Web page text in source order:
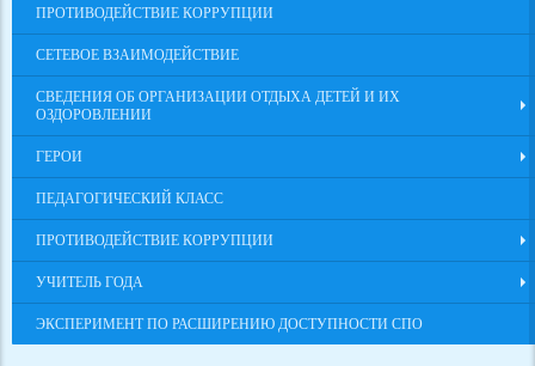
ПРОТИВОДЕЙСТВИЕ КОРРУПЦИИ
СЕТЕВОЕ ВЗАИМОДЕЙСТВИЕ
СВЕДЕНИЯ ОБ ОРГАНИЗАЦИИ ОТДЫХА ДЕТЕЙ И ИХ
ОЗДОРОВЛЕНИИ
ГЕРОИ
ПЕДАГОГИЧЕСКИЙ КЛАСС
ПРОТИВОДЕЙСТВИЕ КОРРУПЦИИ
УЧИТЕЛЬ ГОДА
ЭКСПЕРИМЕНТ ПО РАСШИРЕНИЮ ДОСТУПНОСТИ СПО